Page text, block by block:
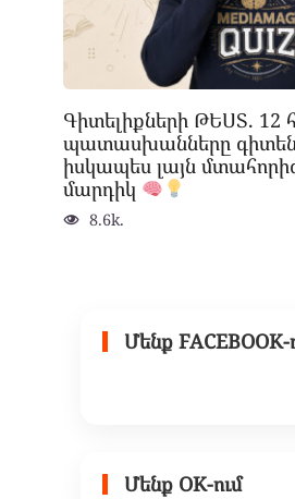
Գիտելիքների ԹԵՍՏ. 12
պատասխանները գիտեն
իսկապես լայն
մարդիկ
8.6k.
Մենք FACEBOOK-
Մենք OK-ում